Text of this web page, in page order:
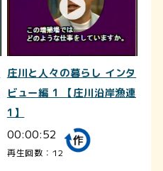
庄川と人々の暮らし インタ
ビュー編 1 【庄川沿岸漁連
1】
00:00:52
再生回数：12